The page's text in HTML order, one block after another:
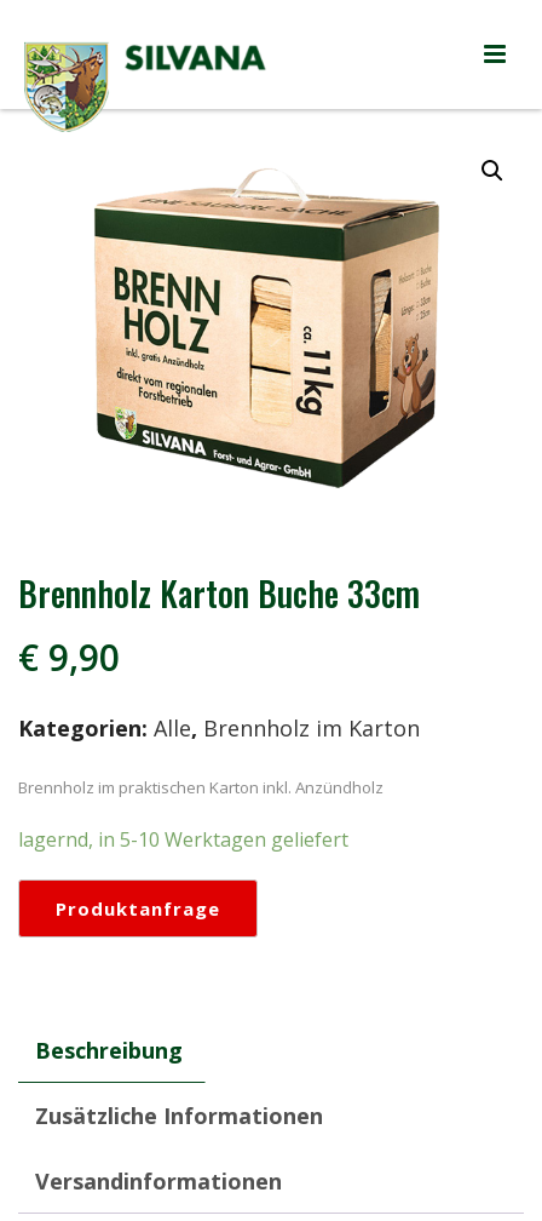
Brennholz Karton Buche 33cm
€ 9,90
Kategorien: Alle, Brennholz im Karton
Brennholz im praktischen Karton inkl. Anzündholz
lagernd, in 5-10 Werktagen geliefert
Beschreibung
Zusätzliche Informationen
Versandinformationen